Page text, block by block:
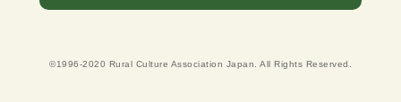
©1996-2020 Rural Culture Association Japan. All Rights Reserved.